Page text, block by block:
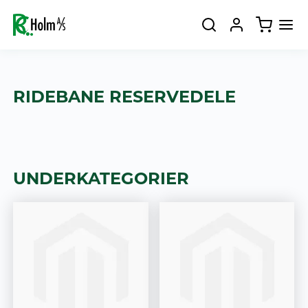
RIDEBANE RESERVEDELE
UNDERKATEGORIER